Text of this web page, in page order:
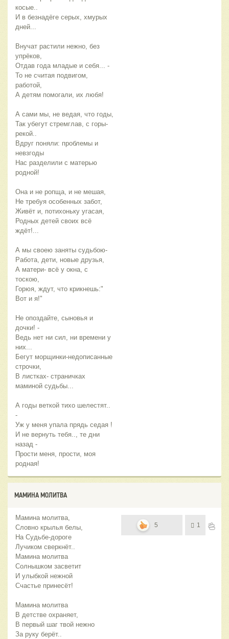
косые..
И в безнадёге серых, хмурых
дней...
Внучат растили нежно, без
упрёков,
Отдав года младые и себя... -
То не считая подвигом,
работой,
А детям помогали, их любя!
А сами мы, не ведая, что годы,
Так убегут стремглав, с горы-
рекой..
Вдруг поняли: проблемы и
невзгоды
Нас разделили с матерью
родной!
Она и не ропща, и не мешая,
Не требуя особенных забот,
Живёт и, потихоньку угасая,
Родных детей своих всё
ждёт!...
А мы своею заняты судьбою-
Работа, дети, новые друзья,
А матери- всё у окна, с
тоскою,
Горюя, ждут, что крикнешь:"
Вот и я!"
Не опоздайте, сыновья и
дочки! -
Ведь нет ни сил, ни времени у
них...
Бегут морщинки-недописанные
строчки,
В листках- страничках
маминой судьбы...
А годы веткой тихо шелестят..
-
Уж у меня упала прядь седая !
И не вернуть тебя.., те дни
назад -
Прости меня, прости, моя
родная!
МАМИНА МОЛИТВА
Мамина молитва,
Словно крылья белы,
На Судьбе-дороге
Лучиком сверкнёт..
Мамина молитва
Солнышком засветит
И улыбкой нежной
Счастье принесёт!
Мамина молитва
В детстве охраняет,
В первый шаг твой нежно
За руку берёт..
5 1